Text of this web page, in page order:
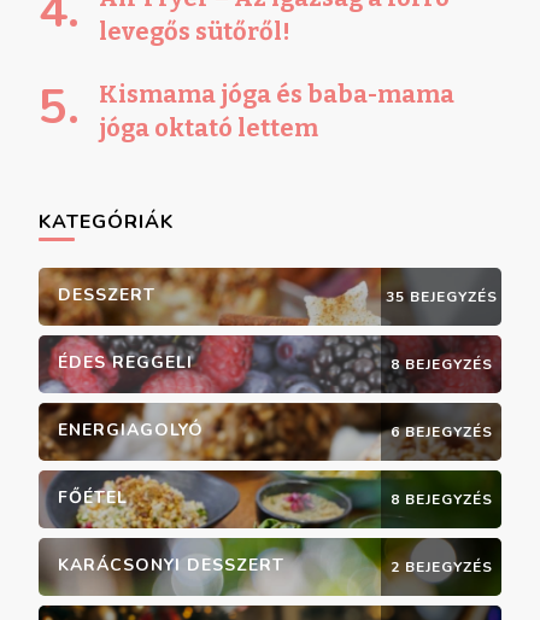
levegős sütőről!
Kismama jóga és baba-mama
jóga oktató lettem
KATEGÓRIÁK
DESSZERT 35 BEJEGYZÉS
ÉDES REGGELI 8 BEJEGYZÉS
ENERGIAGOLYÓ 6 BEJEGYZÉS
FŐÉTEL 8 BEJEGYZÉS
KARÁCSONYI DESSZERT 2 BEJEGYZÉS